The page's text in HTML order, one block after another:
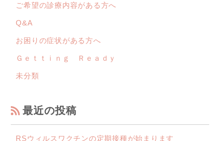
ご希望の診療内容がある方へ
Q&A
お困りの症状がある方へ
Ｇｅｔｔｉｎｇ Ｒｅａｄｙ
未分類
最近の投稿
RSウィルスワクチンの定期接種が始まります